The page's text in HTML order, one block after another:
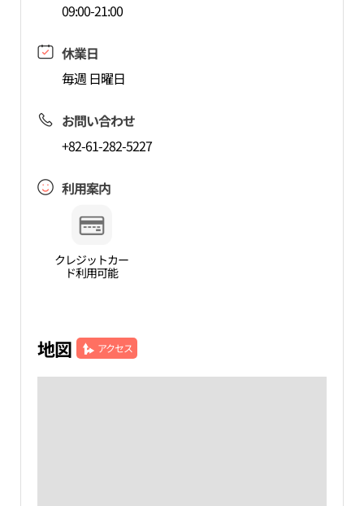
09:00-21:00
休業日
毎週 日曜日
お問い合わせ
+82-61-282-5227
利用案内
クレジットカー
ド利用可能
地図 アクセス